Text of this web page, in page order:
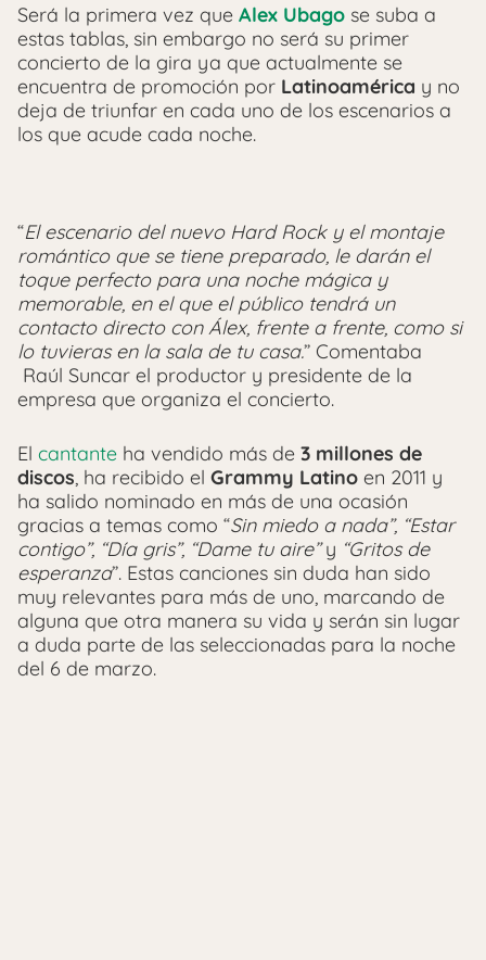
Será la primera vez que Alex Ubago se suba a
estas tablas, sin embargo no será su primer
concierto de la gira ya que actualmente se
encuentra de promoción por Latinoamérica y no
deja de triunfar en cada uno de los escenarios a
los que acude cada noche.
“El escenario del nuevo Hard Rock y el montaje
romántico que se tiene preparado, le darán el
toque perfecto para una noche mágica y
memorable, en el que el público tendrá un
contacto directo con Álex, frente a frente, como si
lo tuvieras en la sala de tu casa.” Comentaba
Raúl Suncar el productor y presidente de la
empresa que organiza el concierto.
El cantante ha vendido más de 3 millones de
discos, ha recibido el Grammy Latino en 2011 y
ha salido nominado en más de una ocasión
gracias a temas como “Sin miedo a nada”, “Estar
contigo”, “Día gris”, “Dame tu aire”y “Gritos de
esperanza”. Estas canciones sin duda han sido
muy relevantes para más de uno, marcando de
alguna que otra manera su vida y serán sin lugar
a duda parte de las seleccionadas para la noche
del 6 de marzo.